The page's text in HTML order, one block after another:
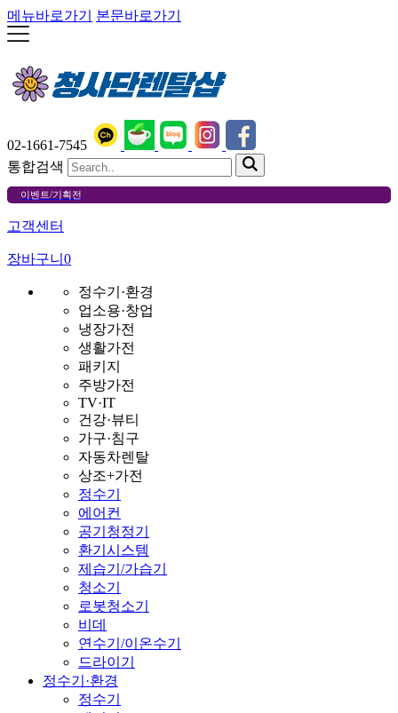
메뉴바로가기 본문바로가기
02-1661-7545
통합검색
이벤트/기획전
고객센터
장바구니 0
정수기·환경
업소용·창업
냉장가전
생활가전
패키지
주방가전
TV·IT
건강·뷰티
가구·침구
자동차렌탈
상조+가전
정수기
에어컨
공기청정기
환기시스템
제습기/가습기
청소기
로봇청소기
비데
연수기/이온수기
드라이기
정수기·환경
정수기